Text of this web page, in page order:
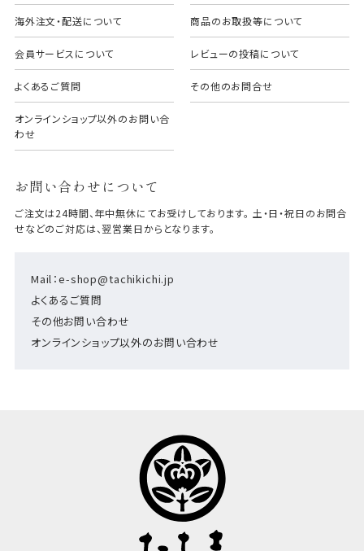
海外注文・配送について 商品のお取扱等について
会員サービスについて レビューの投稿について
よくあるご質問 その他のお問合せ
オンラインショップ以外のお問い合
わせ
お問い合わせについて
Mail：e-shop@tachikichi.jp
よくあるご質問
その他お問い合わせ
オンラインショップ以外のお問い合わせ
ご注文は24時間、年中無休にてお受けしております。 土・日・祝日のお問合
せなどのご対応は、翌営業日からとなります。